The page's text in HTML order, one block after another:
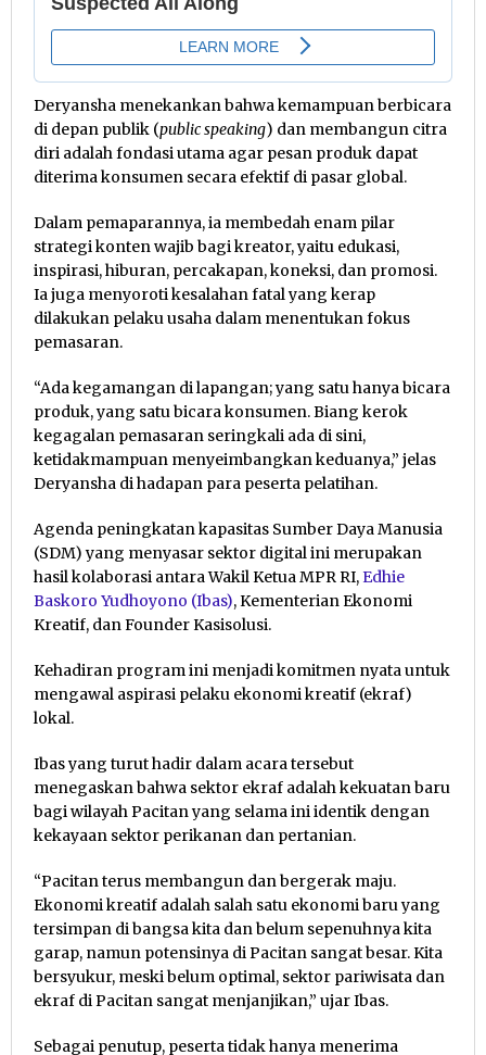
Deryansha menekankan bahwa kemampuan berbicara
di depan publik (public speaking) dan membangun citra
diri adalah fondasi utama agar pesan produk dapat
diterima konsumen secara efektif di pasar global.
Dalam pemaparannya, ia membedah enam pilar
strategi konten wajib bagi kreator, yaitu edukasi,
inspirasi, hiburan, percakapan, koneksi, dan promosi.
Ia juga menyoroti kesalahan fatal yang kerap
dilakukan pelaku usaha dalam menentukan fokus
pemasaran.
“Ada kegamangan di lapangan; yang satu hanya bicara
produk, yang satu bicara konsumen. Biang kerok
kegagalan pemasaran seringkali ada di sini,
ketidakmampuan menyeimbangkan keduanya,” jelas
Deryansha di hadapan para peserta pelatihan.
Agenda peningkatan kapasitas Sumber Daya Manusia
(SDM) yang menyasar sektor digital ini merupakan
hasil kolaborasi antara Wakil Ketua MPR RI,Edhie
Baskoro Yudhoyono (Ibas), Kementerian Ekonomi
Kreatif, dan Founder Kasisolusi.
Kehadiran program ini menjadi komitmen nyata untuk
mengawal aspirasi pelaku ekonomi kreatif (ekraf)
lokal.
Ibas yang turut hadir dalam acara tersebut
menegaskan bahwa sektor ekraf adalah kekuatan baru
bagi wilayah Pacitan yang selama ini identik dengan
kekayaan sektor perikanan dan pertanian.
“Pacitan terus membangun dan bergerak maju.
Ekonomi kreatif adalah salah satu ekonomi baru yang
tersimpan di bangsa kita dan belum sepenuhnya kita
garap, namun potensinya di Pacitan sangat besar. Kita
bersyukur, meski belum optimal, sektor pariwisata dan
ekraf di Pacitan sangat menjanjikan,” ujar Ibas.
Sebagai penutup, peserta tidak hanya menerima